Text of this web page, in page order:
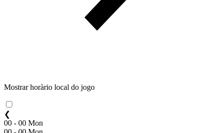
Mostrar horàrio local do jogo
❮
00 - 00 Mon